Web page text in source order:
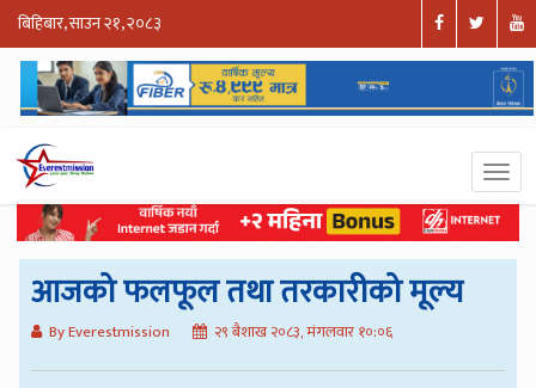
बिहिबार, साउन २१, २०८३
आजको फलफूल तथा तरकारीको मूल्य
By Everestmission २९ बैशाख २०८३, मंगलवार १०:०६